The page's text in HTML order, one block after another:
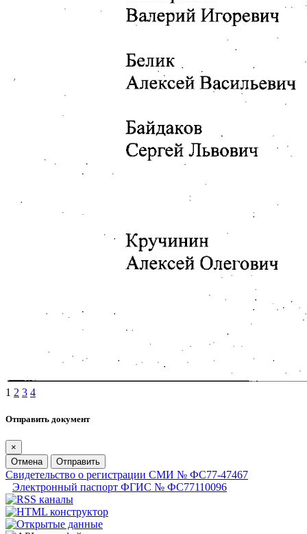
1 2 3 4
Отправить документ
×
Отмена
Отправить
Свидетельство о регистрации СМИ № ФС77-47467
Электронный паспорт ФГИС № ФС77110096